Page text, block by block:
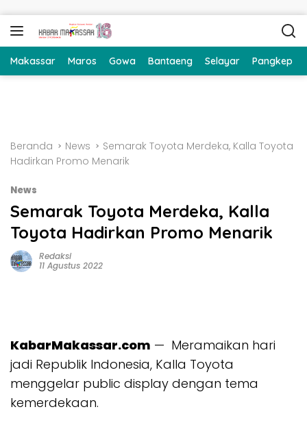
Makassar Maros Gowa Bantaeng Selayar Pangkep
Beranda News
Semarak Toyota Merdeka, Kalla Toyota
Hadirkan Promo Menarik
News
Semarak Toyota Merdeka, Kalla
Toyota Hadirkan Promo Menarik
Redaksi
11 Agustus 2022
KabarMakassar.com — Meramaikan hari
jadi Republik Indonesia, Kalla Toyota
menggelar public display dengan tema
kemerdekaan.